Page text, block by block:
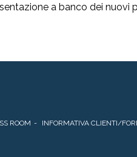
a banco dei nuovi
ROOM INFORMATIVA CLIENTI/